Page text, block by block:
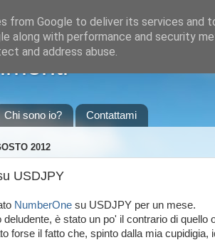
Chi sono io? Contattami
2012
USDJPY
NumberOne su USDJPY per un mese.
deludente, è stato un po' il contrario di quello
forse il fatto che, spinto dalla mia cupidigia,
from Google to deliver its services and
along with performance and security
and address abuse.